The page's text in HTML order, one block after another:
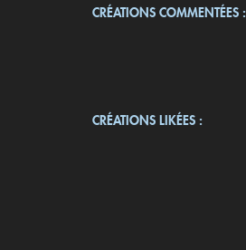
CRÉATIONS COMMENTÉES :
CRÉATIONS LIKÉES :